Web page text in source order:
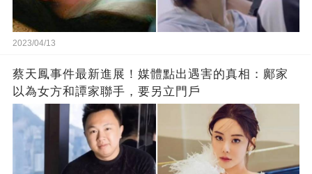
2023/04/13
蔡天鳳事件最新進展！媒體點出遇害的真相：鄺家
以為女方和譚家聯手，要另立門戶